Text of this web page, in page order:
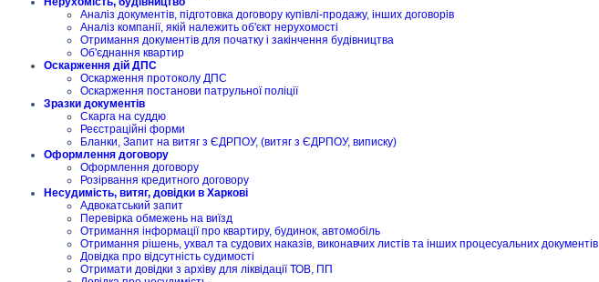
Аналіз документів, підготовка договору купівлі-продажу, інших договорів
Аналіз компанії, якій належить об'єкт нерухомості
Отримання документів для початку і закінчення будівництва
Об'єднання квартир
Оскарження дій ДПС
Оскарження протоколу ДПС
Оскарження постанови патрульної поліції
Зразки документів
Скарга на суддю
Реєстраційні форми
Бланки, Запит на витяг з ЄДРПОУ, (витяг з ЄДРПОУ, виписку)
Оформлення договору
Оформлення договору
Розірвання кредитного договору
Несудимість, витяг, довідки в Харкові
Адвокатський запит
Перевірка обмежень на виїзд
Отримання інформації про квартиру, будинок, автомобіль
Отримання рішень, ухвал та судових наказів, виконавчих листів та інших процесуальних документів
Довідка про відсутність судимості
Отримати довідки з архіву для ліквідації ТОВ, ПП